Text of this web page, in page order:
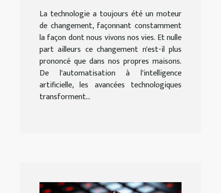
La technologie a toujours été un moteur
de changement, façonnant constamment
la façon dont nous vivons nos vies. Et nulle
part ailleurs ce changement n'est-il plus
prononcé que dans nos propres maisons.
De l'automatisation à l'intelligence
artificielle, les avancées technologiques
transforment...